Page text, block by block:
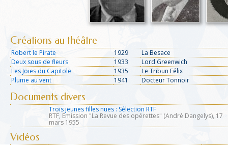
Créations au théâtre
Robert le Pirate 1929
La Besace
Deux sous de fleurs
1933
Lord Greenwich
Les Joies du Capitole
1935
Le Tribun Félix
Plume au vent
1941 Docteur Tonnoir
Documents divers
Trois jeunes filles nues : Sélection RTF
RTF, Emission "La Revue des opérettes" (André Dangelys), 17
mars 1955
Vidéos